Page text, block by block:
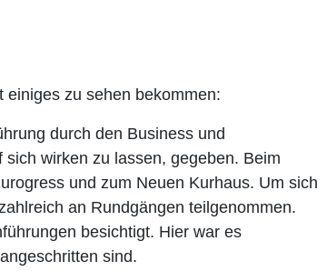
einiges zu sehen bekommen:
durch den Business und
wirken zu lassen, gegeben. Beim
und zum Neuen Kurhaus. Um sich
an Rundgängen teilgenommen.
besichtigt. Hier war es
sind.